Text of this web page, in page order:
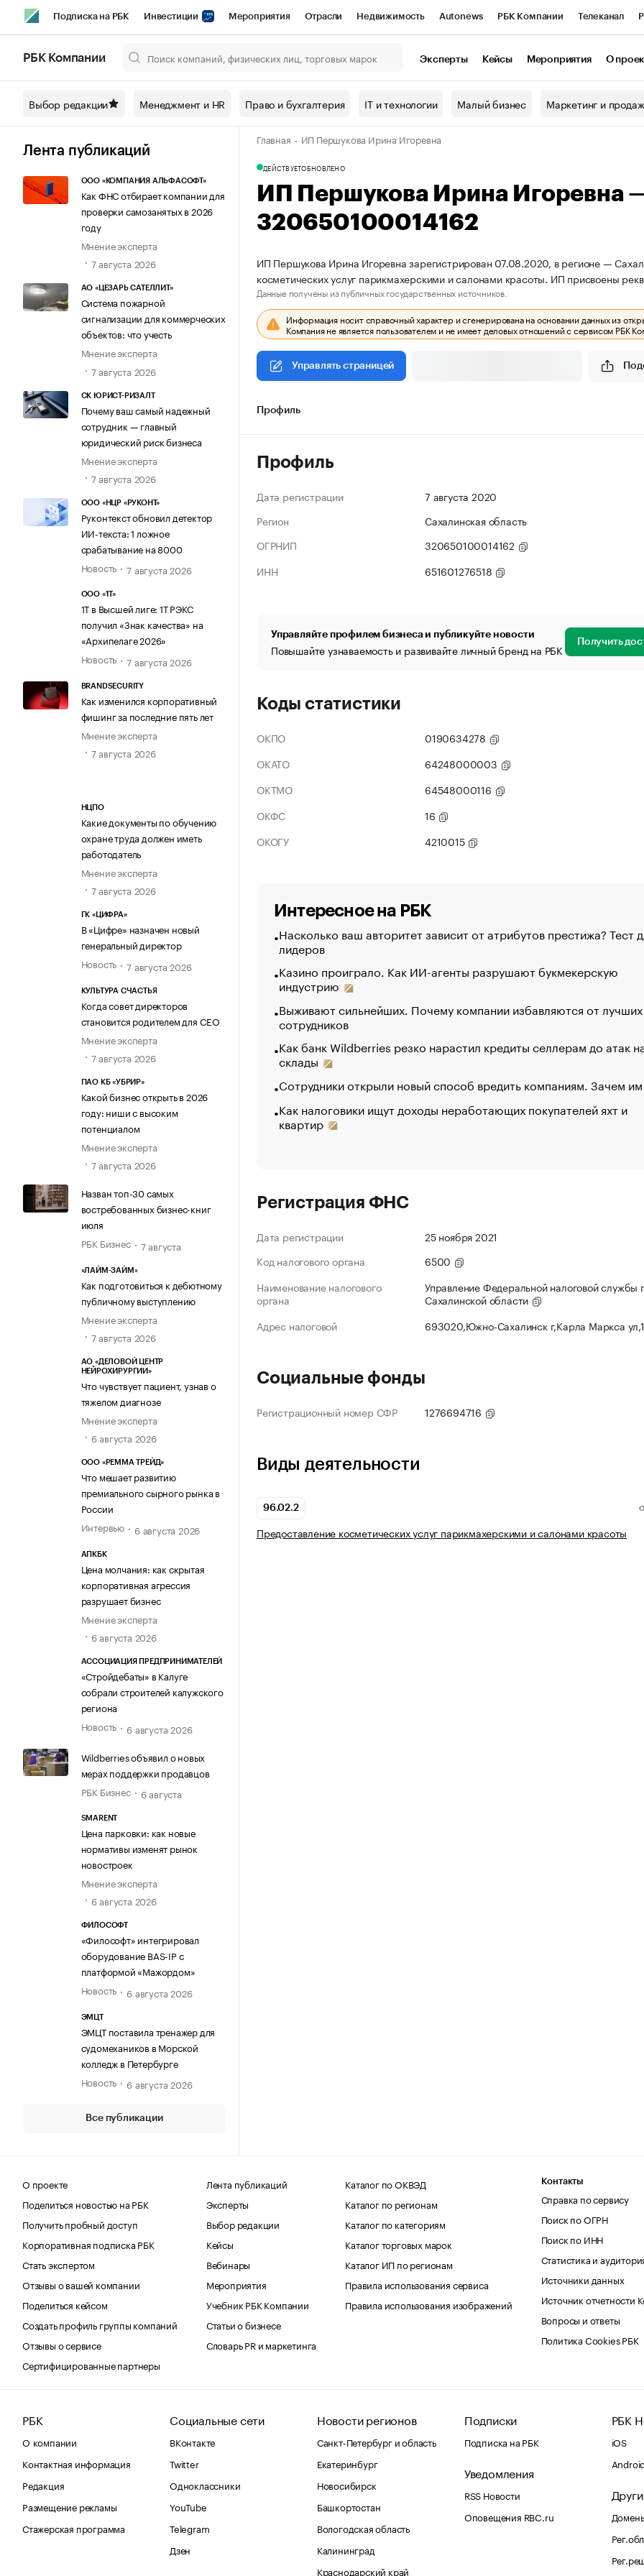
Подписка на РБК Инвестиции Мероприятия Отрасли Недвижимость Autonews РБК Компании Телеканал
Спецпроекты СПб Конференции СПб Спецпроекты Проверка контрагентов
Технологии и медиа Рынок наличной валюты
РБК Компании Эксперты Кейсы Мероприятия О
Выбор редакции Менеджмент и HR Право и бухгалтерия IT и технологии Малый бизнес Маркетинг и
Лента публикаций
ООО «КОМПАНИЯ АЛЬФАСОФТ»
Как ФНС отбирает компании для
проверки самозанятых в 2026
году
Мнение эксперта
7 августа 2026
АО «ЦЕЗАРЬ САТЕЛЛИТ»
Система пожарной
сигнализации для коммерческих
объектов: что учесть
Мнение эксперта
7 августа 2026
СК ЮРИСТ-РИЗАЛТ
Почему ваш самый надежный
сотрудник — главный
юридический риск бизнеса
Мнение эксперта
7 августа 2026
ООО «НЦР «РУКОНТ»
Руконтекст обновил детектор
ИИ-текста: 1 ложное
срабатывание на 8000
Новость
7 августа 2026
ООО «1Т»
1Т в Высшей лиге: 1Т РЭКС
получил «Знак качества» на
«Архипелаге 2026»
Новость
7 августа 2026
BRANDSECURITY
Как изменился корпоративный
фишинг за последние пять лет
Мнение эксперта
7 августа 2026
НЦПО
Какие документы по обучению
охране труда должен иметь
работодатель
Мнение эксперта
7 августа 2026
ГК «ЦИФРА»
В «Цифре» назначен новый
генеральный директор
Новость
7 августа 2026
КУЛЬТУРА СЧАСТЬЯ
Когда совет директоров
становится родителем для CEO
Мнение эксперта
7 августа 2026
ПАО КБ «УБРИР»
Какой бизнес открыть в 2026
году: ниши с высоким
потенциалом
Мнение эксперта
7 августа 2026
Назван топ-30 самых
востребованных бизнес-книг
июля
РБК Бизнес
7 августа
«ЛАЙМ-ЗАЙМ»
Как подготовиться к дебютному
публичному выступлению
Мнение эксперта
7 августа 2026
АО «ДЕЛОВОЙ ЦЕНТР
НЕЙРОХИРУРГИИ»
Что чувствует пациент, узнав о
тяжелом диагнозе
Мнение эксперта
6 августа 2026
ООО «РЕММА ТРЕЙД»
Что мешает развитию
премиального сырного рынка в
России
Интервью
6 августа 2026
АПКБК
Цена молчания: как скрытая
корпоративная агрессия
разрушает бизнес
Мнение эксперта
6 августа 2026
АССОЦИАЦИЯ ПРЕДПРИНИМАТЕЛЕЙ
«Стройдебаты» в Калуге
собрали строителей калужского
региона
Новость
6 августа 2026
Wildberries объявил о новых
мерах поддержки продавцов
РБК Бизнес
6 августа
SMARENT
Цена парковки: как новые
нормативы изменят рынок
новостроек
Мнение эксперта
6 августа 2026
ФИЛОСОФТ
«Философт» интегрировал
оборудование BAS-IP с
платформой «Мажордом»
Новость
6 августа 2026
ЭМЦТ
ЭМЦТ поставила тренажер для
судомехаников в Морской
колледж в Петербурге
Новость
6 августа 2026
Все публикации
Главная ИП Першукова Ирина Игоревна
ДЕЙСТВУЕТОБНОВЛЕНО
ИП Першукова Ирина Игоревна
320650100014162
ИП Першукова Ирина Игоревна зарегистрирован 07.08.2020, в регионе —
косметических услуг парикмахерскими и салонами красоты. ИП присвоены
Данные получены из публичных государственных источников.
Информация носит справочный характер и сгенерирована на основании данных из
Компания не является пользователем и не имеет деловых отношений с сервисом РБК
Управлять страницей
Профиль
Профиль
Дата регистрации
7 августа 2020
Регион
Сахалинская область
ОГРНИП
320650100014162
ИНН
651601276518
Управляйте профилем бизнеса и публикуйте новости
Повышайте узнаваемость и развивайте личный бренд на РБК Получить
Коды статистики
ОКПО
0190634278
ОКАТО
64248000003
ОКТМО
64548000116
ОКФС
16
ОКОГУ
4210015
Интересное на РБК
Насколько ваш авторитет зависит от атрибутов престижа? Тест
лидеров
Казино проиграло. Как ИИ-агенты разрушают букмекерскую
индустрию
Выживают сильнейших. Почему компании избавляются от лучших
сотрудников
Как банк Wildberries резко нарастил кредиты селлерам до атак
склады
Сотрудники открыли новый способ вредить компаниям. Зачем
Как налоговики ищут доходы неработающих покупателей яхт и
квартир
Регистрация ФНС
Дата регистрации
25 ноября 2021
Код налогового органа
6500
Наименование налогового
органа
Управление Федеральной налоговой службы
Сахалинской области
Адрес налоговой
693020,Южно-Сахалинск г,Карла Маркса
Социальные фонды
Регистрационный номер СФР 1276694716
Виды деятельности
96.02.2
Предоставление косметических услуг парикмахерскими и салонами красоты
О проекте
Поделиться новостью на РБК
Получить пробный доступ
Корпоративная подписка РБК
Стать экспертом
Отзывы о вашей компании
Поделиться кейсом
Создать профиль группы компаний
Отзывы о сервисе
Сертифицированные партнеры
Лента публикаций
Эксперты
Выбор редакции
Кейсы
Вебинары
Мероприятия
Учебник РБК Компании
Статьи о бизнесе
Словарь PR и маркетинга
Каталог по ОКВЭД
Каталог по регионам
Каталог по категориям
Каталог торговых марок
Каталог ИП по регионам
Правила использования сервиса
Правила использования изображений
Контакты
Справка по сервису
Поиск по ОГРН
Поиск по ИНН
Статистика и
Источники данных
Источник отчетности
Вопросы и ответы
Политика Cookies РБК
РБК
О компании
Контактная информация
Редакция
Размещение рекламы
Стажерская программа
Социальные сети
ВКонтакте
Twitter
Одноклассники
YouTube
Telegram
Дзен
Новости регионов
Санкт-Петербург и область
Екатеринбург
Новосибирск
Башкортостан
Вологодская область
Калининград
Краснодарский край
Подписки
Подписка на РБК
Уведомления
RSS Новости
Оповещения RBC.ru
РБК
iOS